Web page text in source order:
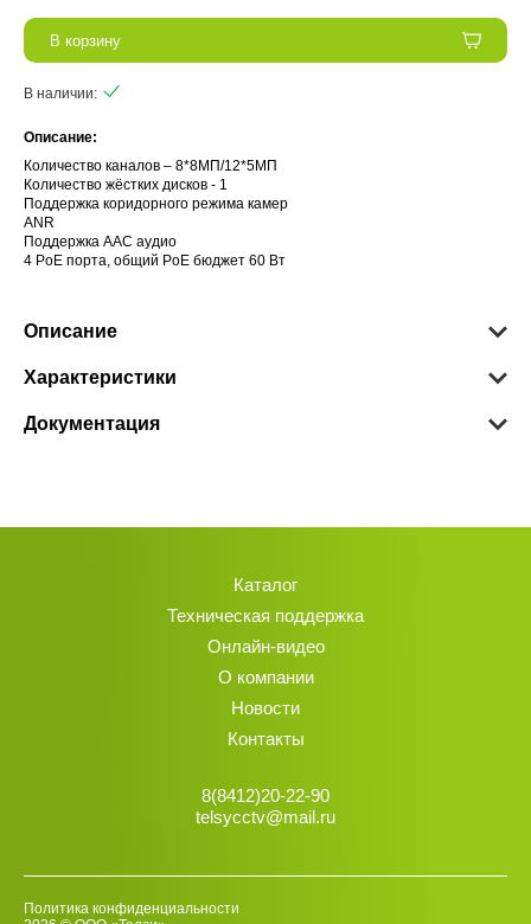
В корзину
В наличии:
Описание:
Количество каналов – 8*8МП/12*5МП
Количество жёстких дисков - 1
Поддержка коридорного режима камер
ANR
Поддержка AAC аудио
4 PoE порта, общий PoE бюджет 60 Вт
Описание
Характеристики
Документация
Каталог
Техническая поддержка
Онлайн-видео
О компании
Новости
Контакты
8(8412)20-22-90
telsycctv@mail.ru
Политика конфиденциальности